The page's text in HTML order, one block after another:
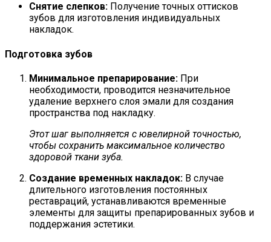
Снятие слепков: Получение точных оттисков
зубов для изготовления индивидуальных
накладок.
Подготовка зубов
Минимальное препарирование: При
необходимости, проводится незначительное
удаление верхнего слоя эмали для создания
пространства под накладку.
Этот шаг выполняется с ювелирной точностью,
чтобы сохранить максимальное количество
здоровой ткани зуба.
Создание временных накладок: В случае
длительного изготовления постоянных
реставраций, устанавливаются временные
элементы для защиты препарированных зубов и
поддержания эстетики.